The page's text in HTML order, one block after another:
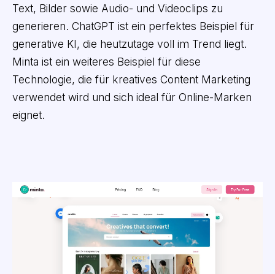
Text, Bilder sowie Audio- und Videoclips zu
generieren. ChatGPT ist ein perfektes Beispiel für
generative KI, die heutzutage voll im Trend liegt.
Minta ist ein weiteres Beispiel für diese
Technologie, die für kreatives Content Marketing
verwendet wird und sich ideal für Online-Marken
eignet.